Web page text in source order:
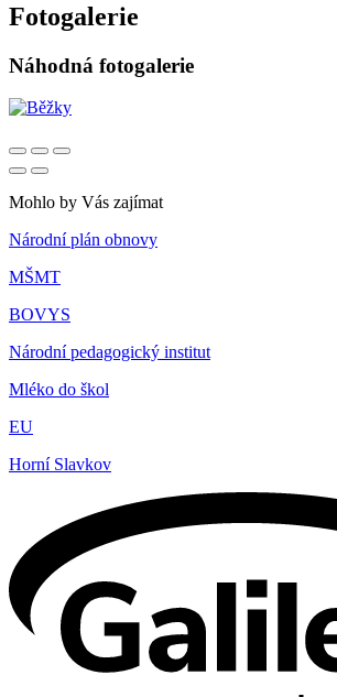
Fotogalerie
Náhodná fotogalerie
Mohlo by Vás zajímat
Národní plán obnovy
MŠMT
BOVYS
Národní pedagogický institut
Mléko do škol
EU
Horní Slavkov